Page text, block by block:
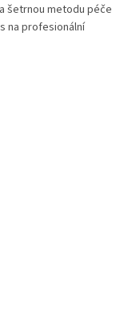
šetrnou metodu péče
na profesionální